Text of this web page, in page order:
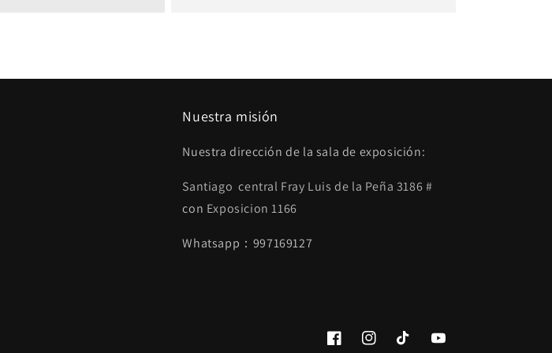
Nuestra misión
Nuestra dirección de la sala de exposición:
Santiago central Fray Luis de la Peña 3186 #
con Exposicion 1166
Whatsapp：997169127
FacebookInstagramTikTok YouTube